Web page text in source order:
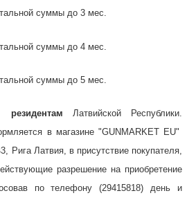
суммы до 3 мес.
суммы до 4 мес.
суммы до 5 мес.
резидентам Латвийской Республики.
в магазине "GUNMARKET EU"
Рига Латвия, в присутствие покупателя,
разрешение на приобретение
по телефону (29415818) день и